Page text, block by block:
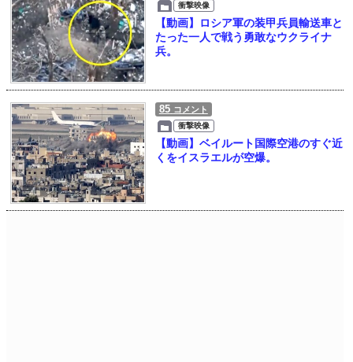
衝撃映像
【動画】ロシア軍の装甲兵員輸送車と
たった一人で戦う勇敢なウクライナ
兵。
85 コメント
衝撃映像
【動画】ベイルート国際空港のすぐ近
くをイスラエルが空爆。